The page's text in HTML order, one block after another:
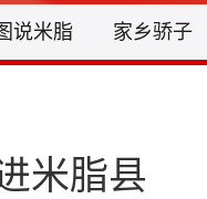
说米脂 家乡骄子
米脂县